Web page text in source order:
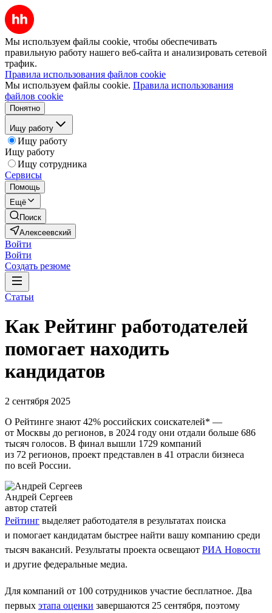
Мы используем файлы cookie, чтобы обеспечивать
правильную работу нашего веб-сайта и анализировать сетевой
трафик.
Правила использования файлов cookie
Мы используем файлы cookie. Правила использования
файлов cookie
Понятно
Ищу работу
Ищу работу
Ищу работу
Ищу сотрудника
Сервисы
Помощь
Ещё
Поиск
Алексеевский
Войти
Войти
Создать резюме
Статьи
Как Рейтинг работодателей
помогает находить
кандидатов
2 сентября 2025
О Рейтинге знают 42% российских соискателей* —
от Москвы до регионов, в 2024 году они отдали больше 686
тысяч голосов. В финал вышли 1729 компаний
из 72 регионов, проект представлен в 41 отрасли бизнеса
по всей России.
Андрей Сергеев
автор статей
Рейтинг выделяет работодателя в результатах поиска
и помогает кандидатам быстрее найти вашу компанию среди
тысяч вакансий. Результаты проекта освещают РИА Новости
и другие федеральные медиа.
Для компаний от 100 сотрудников участие бесплатное. Два
первых этапа оценки завершаются 25 сентября, поэтому